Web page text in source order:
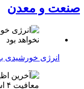
صنعت و معدن
انرژی خورشیدی